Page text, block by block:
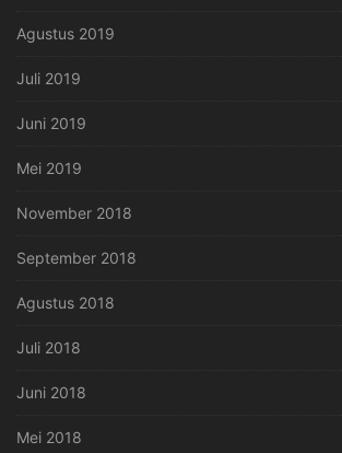
Agustus 2019
Juli 2019
Juni 2019
Mei 2019
November 2018
September 2018
Agustus 2018
Juli 2018
Juni 2018
Mei 2018